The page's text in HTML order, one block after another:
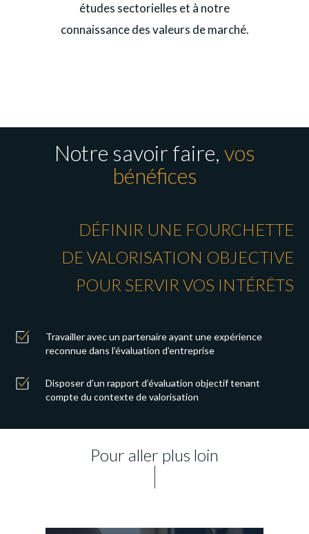
études sectorielles et à notre
connaissance des valeurs de marché.
Notre savoir faire, vos
bénéfices
DÉFINIR UNE FOURCHETTE
DE VALORISATION OBJECTIVE
POUR SERVIR VOS INTÉRÊTS
Travailler avec un partenaire ayant une expérience
reconnue dans l’évaluation d’entreprise
Disposer d’un rapport d’évaluation objectif tenant
compte du contexte de valorisation
Pour aller plus loin